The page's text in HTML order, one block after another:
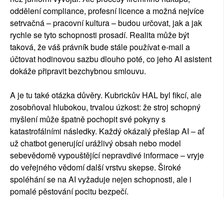
oddělení compliance, profesní licence a možná nejvíce
setrvačná – pracovní kultura – budou určovat, jak a jak
rychle se tyto schopnosti prosadí. Realita může být
taková, že váš právník bude stále používat e-mail a
účtovat hodinovou sazbu dlouho poté, co jeho AI asistent
dokáže připravit bezchybnou smlouvu.
A je tu také otázka důvěry. Kubrickův HAL byl fikcí, ale
zosobňoval hlubokou, trvalou úzkost: že stroj schopný
myšlení může špatně pochopit své pokyny s
katastrofálními následky. Každý okázalý přešlap AI – ať
už chatbot generující urážlivý obsah nebo model
sebevědomě vypouštějící nepravdivé informace – vryje
do veřejného vědomí další vrstvu skepse. Široké
spoléhání se na AI vyžaduje nejen schopnosti, ale i
pomalé pěstování pocitu bezpečí.